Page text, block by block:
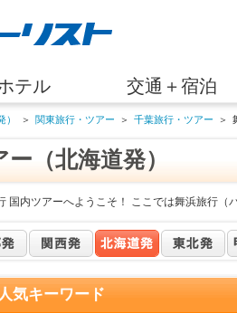
テル 交通＋宿泊
＞ 関東旅行・ツアー ＞ 千葉旅行・ツアー ＞
（北海道発）
国内ツアーへようこそ！ ここでは舞浜旅行（
気キーワード